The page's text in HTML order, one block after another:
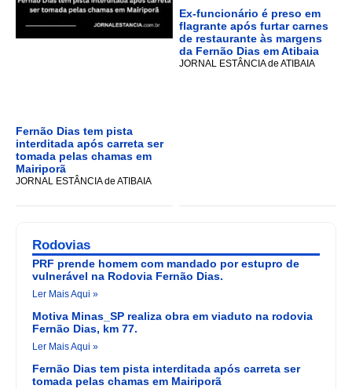
Fernão Dias tem pista
interditada após carreta ser
tomada pelas chamas em
Mairiporã
JORNAL ESTÂNCIA de ATIBAIA
Ex-funcionário é preso em
flagrante após furtar carnes
de restaurante às margens
da Fernão Dias em Atibaia
JORNAL ESTÂNCIA de ATIBAIA
Rodovias
PRF prende homem com mandado por estupro de
vulnerável na Rodovia Fernão Dias.
Ler Mais Aqui »
Motiva Minas_SP realiza obra em viaduto na rodovia
Fernão Dias, km 77.
Ler Mais Aqui »
Fernão Dias tem pista interditada após carreta ser
tomada pelas chamas em Mairiporã